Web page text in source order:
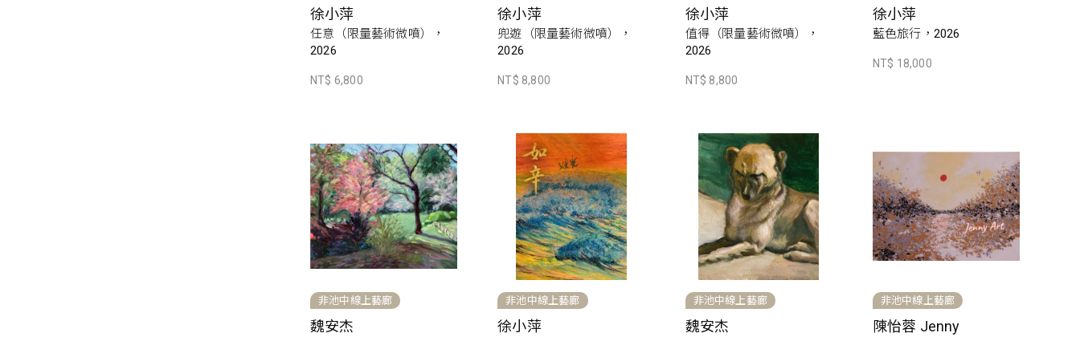
徐小萍
任意（限量藝術微噴），
2026
NT$ 6,800
徐小萍
兜遊（限量藝術微噴），
2026
NT$ 8,800
徐小萍
值得（限量藝術微噴），
2026
NT$ 8,800
徐小萍
藍色旅行，2026
NT$ 18,000
非池中線上藝廊
魏安杰
非池中線上藝廊
徐小萍
非池中線上藝廊
魏安杰
非池中線上藝廊
陳怡蓉 Jenny